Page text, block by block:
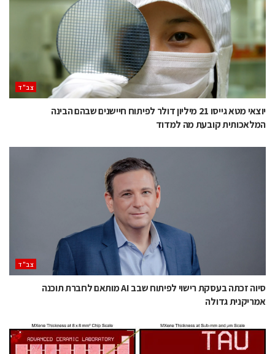
‫צב"ד‬
יוצאי מטא גייסו 21 מיליון דולר לפיתוח חיישנים שבהם הבינה
המלאכותית קובעת מה למדוד
‫צב"ד‬
סיוה זכתה בעסקת רישוי לפיתוח שבב AI מותאם לחברת תוכנה
אמריקנית גדולה